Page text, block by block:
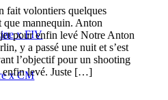
x FIV
x CM
fait volontiers quelques
que mannequin. Anton
pour enfin levé Notre Anton
y a passé une nuit et s’est
l’objectif pour un shooting
enfin levé. Juste […]